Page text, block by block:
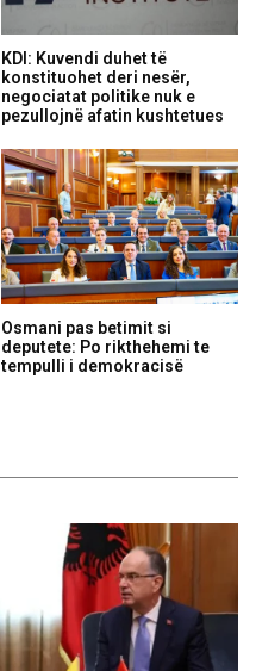
KDI: Kuvendi duhet të
konstituohet deri nesër,
negociatat politike nuk e
pezullojnë afatin kushtetues
Osmani pas betimit si
deputete: Po rikthehemi te
tempulli i demokracisë